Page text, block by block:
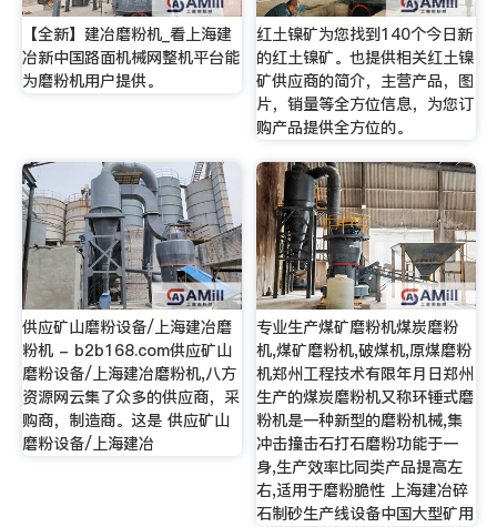
【全新】建冶磨粉机_看上海建
冶新中国路面机械网整机平台能
为磨粉机用户提供。
红土镍矿为您找到140个今日新
的红土镍矿。也提供相关红土镍
矿供应商的简介，主营产品，图
片，销量等全方位信息，为您订
购产品提供全方位的。
供应矿山磨粉设备/上海建冶磨
粉机 - b2b168.com供应矿山
磨粉设备/上海建冶磨粉机,八方
资源网云集了众多的供应商，采
购商，制造商。这是 供应矿山
磨粉设备/上海建冶
专业生产煤矿磨粉机煤炭磨粉
机,煤矿磨粉机,破煤机,原煤磨粉
机郑州工程技术有限年月日郑州
生产的煤炭磨粉机又称环锤式磨
粉机是一种新型的磨粉机械,集
冲击撞击石打石磨粉功能于一
身,生产效率比同类产品提高左
右,适用于磨粉脆性 上海建冶碎
石制砂生产线设备中国大型矿用